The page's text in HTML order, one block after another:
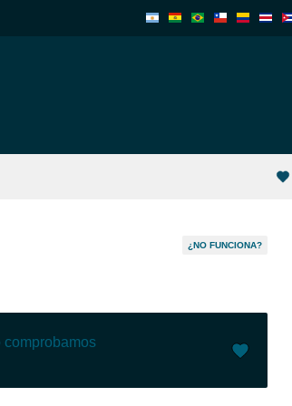
¿NO FUNCIONA?
comprobamos